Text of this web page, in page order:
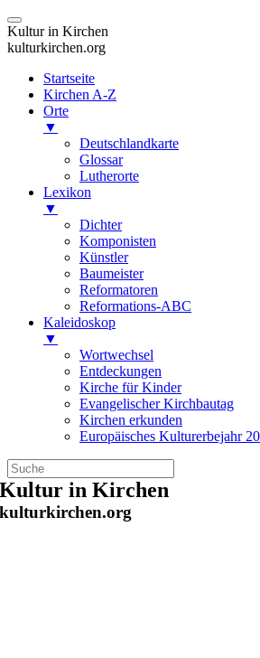
Kultur in Kirchen
kulturkirchen.org
Startseite
Kirchen A-Z
Orte
▼
Deutschlandkarte
Glossar
Lutherorte
Lexikon
▼
Dichter
Komponisten
Künstler
Baumeister
Reformatoren
Reformations-ABC
Kaleidoskop
▼
Wortwechsel
Entdeckungen
Kirche für Kinder
Evangelischer Kirchbautag
Kirchen erkunden
Europäisches Kulturerbejahr
Zum
Inhalt
springen
Kultur in Kirchen
kulturkirchen.org